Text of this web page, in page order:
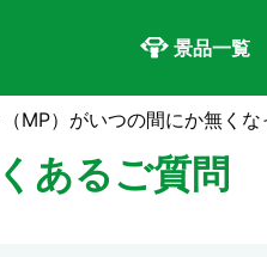
景品一覧
MP）がいつの間にか無くな
あるご質問